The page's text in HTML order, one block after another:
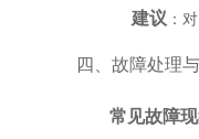
建议 ：
四、故障处理
常见故障